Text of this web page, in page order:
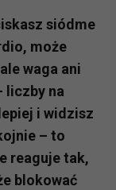
siódme
może
waga ani
liczby na
i widzisz
– to
reaguje tak,
blokować